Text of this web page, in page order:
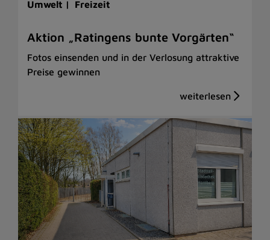
Umwelt | Freizeit
Aktion „Ratingens bunte Vorgärten“
Fotos einsenden und in der Verlosung attraktive
Preise gewinnen